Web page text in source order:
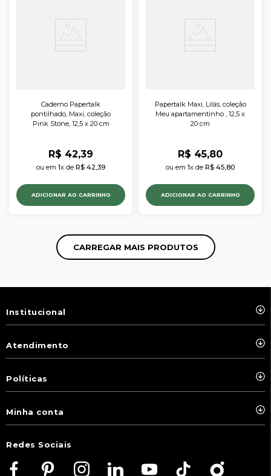
Caderno Papertalk
pontilhado, Maxi, coleção
Pink Stone, 12,5 x 20 cm
R$ 42,39
ou em 1x de R$ 42,39
ADICIONAR AO CARRINHO
Papertalk Maxi, Lilás, coleção
Meu apartamentinho , 12,5 x
20 cm
R$ 45,80
ou em 1x de R$ 45,80
ADICIONAR AO CARRINHO
Institucional
Atendimento
Políticas
Minha conta
Redes Sociais